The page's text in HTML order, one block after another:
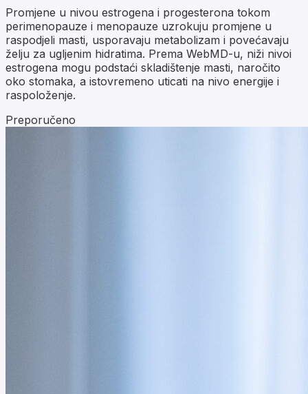
Promjene u nivou estrogena i progesterona tokom
perimenopauze i menopauze uzrokuju promjene u
raspodjeli masti, usporavaju metabolizam i povećavaju
želju za ugljenim hidratima. Prema WebMD-u, niži nivoi
estrogena mogu podstaći skladištenje masti, naročito
oko stomaka, a istovremeno uticati na nivo energije i
raspoloženje.
Preporučeno